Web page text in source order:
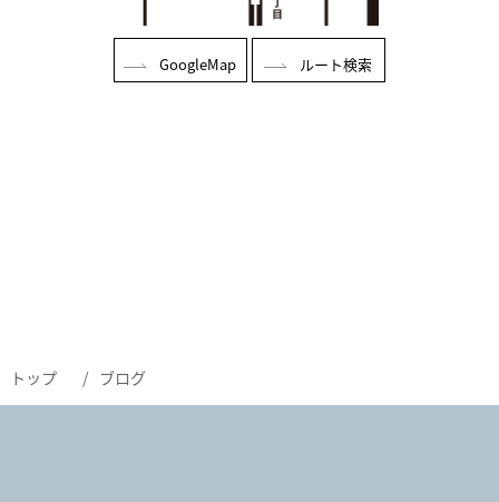
GoogleMap ルート検索
トップ ブログ